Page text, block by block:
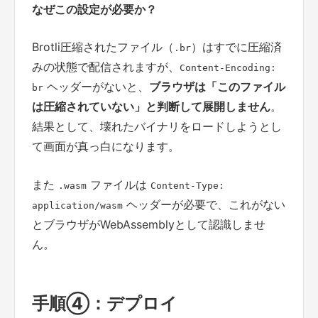
なぜこの設定が必要か？
Brotli圧縮されたファイル（ .br）はすでに圧縮済
みの状態で配信されますが、
Content-Encoding:
br ヘッダーがないと、 ブラウザは「このファイル
は圧縮されていない」と判断して展開しません。
結果として、壊れたバイナリをロードしようとし
て画面が真っ白になります。
また .wasm ファイルは Content-Type:
application/wasm ヘッダーが必要で、これがない
とブラウザがWebAssemblyとして認識しませ
ん。
手順④：デプロイ